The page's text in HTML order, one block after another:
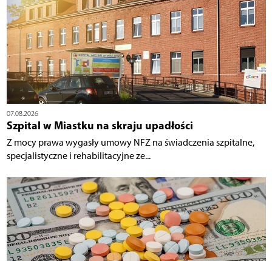
07.08.2026
Szpital w Miastku na skraju upadłości
Z mocy prawa wygasły umowy NFZ na świadczenia szpitalne,
specjalistyczne i rehabilitacyjne ze...